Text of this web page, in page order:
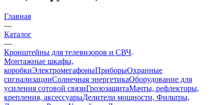
Главная
—
Каталог
—
Кронштейны для телевизоров и СВЧ
Монтажные шкафы,
коробкиЭлектромегафоныПриборыОхранные
сигнализацииСолнечная энергетикаОборудование для
усиления сотовой связиГрозозащитаМачты, рефлекторы,
крепления, аксессуарыДелители мощности, Фильтры,